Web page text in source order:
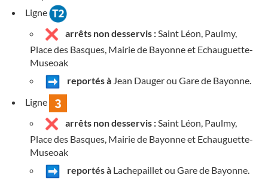
Ligne
arrêts non desservis : Saint Léon, Paulmy,
Place des Basques, Mairie de Bayonne et Echauguette-
Museoak
reportés à Jean Dauger ou Gare de Bayonne.
Ligne
arrêts non desservis : Saint Léon, Paulmy,
Place des Basques, Mairie de Bayonne et Echauguette-
Museoak
reportés à Lachepaillet ou Gare de Bayonne.